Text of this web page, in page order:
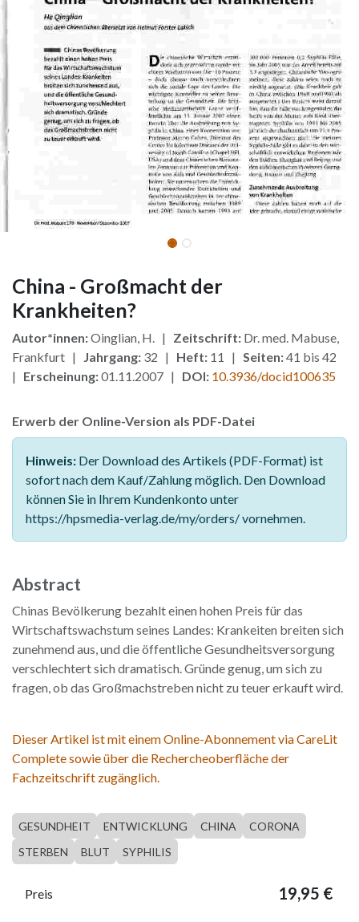
China - Großmacht der
Krankheiten?
Autor*innen:Oinglian, H. | Zeitschrift: Dr. med. Mabuse,
Frankfurt | Jahrgang: 32 | Heft: 11 | Seiten:41 bis 42
| Erscheinung:01.11.2007 | DOI: 10.3936/docid100635
Erwerb der Online-Version als PDF-Datei
Hinweis: Der Download des Artikels (PDF-Format) ist
sofort nach dem Kauf/Zahlung möglich. Den Download
können Sie in Ihrem Kundenkonto unter
https://hpsmedia-verlag.de/my/orders/ vornehmen.
Abstract
Chinas Bevölkerung bezahlt einen hohen Preis für das
Wirtschaftswachstum seines Landes: Krankeiten breiten sich
zunehmend aus, und die öffentliche Gesundheitsversorgung
verschlechtert sich dramatisch. Gründe genug, um sich zu
fragen, ob das Großmachstreben nicht zu teuer erkauft wird.
Dieser Artikel ist mit einem Online-Abonnement via CareLit
Complete sowie über die Rechercheoberfläche der
Fachzeitschrift zugänglich.
GESUNDHEIT ENTWICKLUNG CHINA
CORONA
STERBEN
BLUT SYPHILIS
Preis 19,95 €